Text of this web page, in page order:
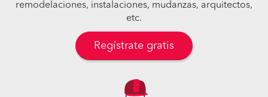
remodelaciones, instalaciones, mudanzas, arquitectos,
etc.
Regístrate gratis